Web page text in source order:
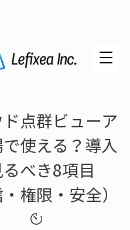
点群ビューア
使える？導入
べき8項目
・権限・安全）